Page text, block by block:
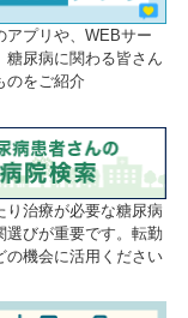
アプリや、WEBサー
糖尿病に関わる皆さん
のをご紹介
り治療が必要な糖尿病
選びが重要です。転勤
の機会に活用ください